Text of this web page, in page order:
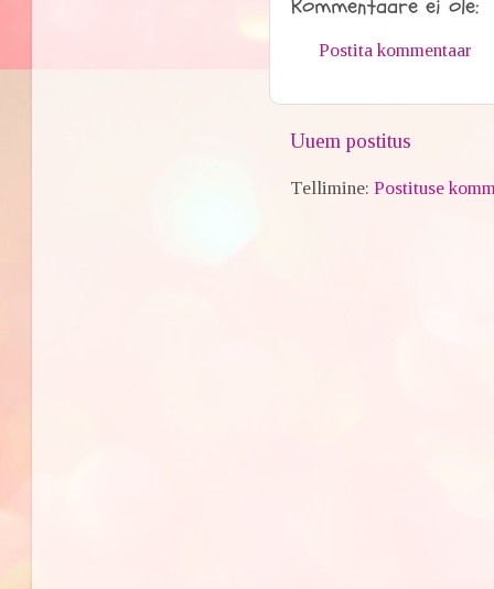
Postita kommentaar
Uuem postitus
Tellimine:Postituse